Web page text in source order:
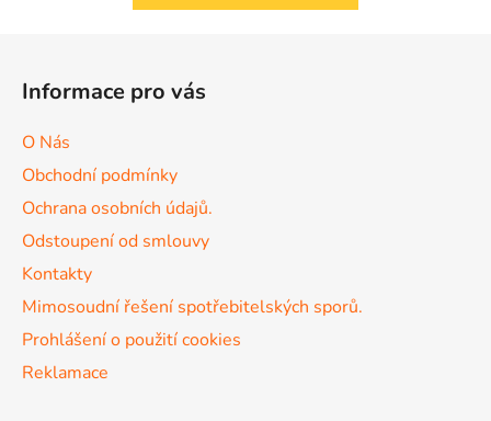
Informace pro vás
O Nás
Obchodní podmínky
Ochrana osobních údajů.
Odstoupení od smlouvy
Kontakty
Mimosoudní řešení spotřebitelských sporů.
Prohlášení o použití cookies
Reklamace